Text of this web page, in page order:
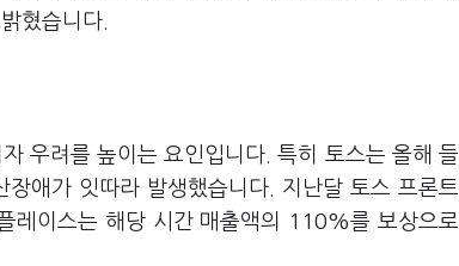
혔습니다.
우려를 높이는 요인입니다. 특히 토스는 올해 들
장애가 잇따라 발생했습니다. 지난달 토스 프론트
레이스는 해당 시간 매출액의 110%를 보상으로